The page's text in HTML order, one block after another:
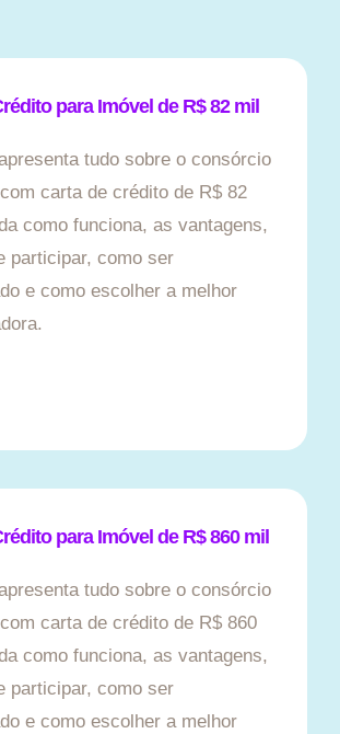
para Imóvel de R$ 82 mil
tudo sobre o consórcio
carta de crédito de R$ 82
como funciona, as vantagens,
participar, como ser
e como escolher a melhor
para Imóvel de R$ 860 mil
tudo sobre o consórcio
carta de crédito de R$ 860
como funciona, as vantagens,
participar, como ser
e como escolher a melhor